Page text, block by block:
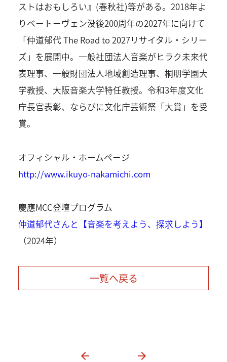
ストはおもしろい』(春秋社)等がある。2018年よ
りベートーヴェン没後200周年の2027年に向けて
「仲道郁代 The Road to 2027リサイタル・シリー
ズ」を展開中。一般社団法人音楽がヒラク未来代
表理事、一般財団法人地域創造理事、桐朋学園大
学教授、大阪音楽大学特任教授。令和3年度文化
庁長官表彰、ならびに文化庁芸術祭「大賞」を受
賞。
オフィシャル・ホームページ
http://www.ikuyo-nakamichi.com
慶應MCC登壇プログラム
仲道郁代さんと【音楽を考えよう、探求しよう】
（2024年）
一覧へ戻る